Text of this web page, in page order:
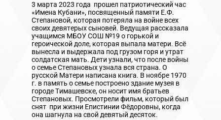
3 марта 2023 года прошел патриотический час
«Имена Кубани», посвященный памяти Е.Ф.
Степановой, которая потеряла на войне всех
своих девятерых сыновей. Ведущая рассказала
учащимся МБОУ СОШ №19 о горькой и
героической доле, которая выпала матери. Всё
вынесла и выдержала под грузом горя и утрат
солдатская мать. Дети узнали, что после войны
о семье Степановых узнала вся страна. О
русской Матери написана книга. В ноябре 1970
г. в память о семье построено здание музея в
городе Тимашевске, он носит имя братьев
Степановых. Просмотрели фильм, который был
снят при жизни Епистинии Фёдоровны, когда
она шагнула на свой девятый десяток.